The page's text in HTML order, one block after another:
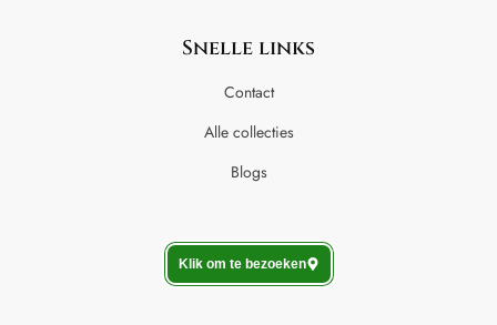
Snelle links
Contact
Alle collecties
Blogs
Klik om te bezoeken